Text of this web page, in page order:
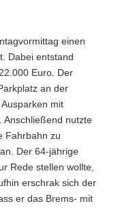
einen
Dabei entstand
Euro. Der
an der
mit
Anschließend nutzte
Fahrbahn zu
Der 64-jährige
Rede stellen wollte,
erschrak sich der
er das Brems- mit